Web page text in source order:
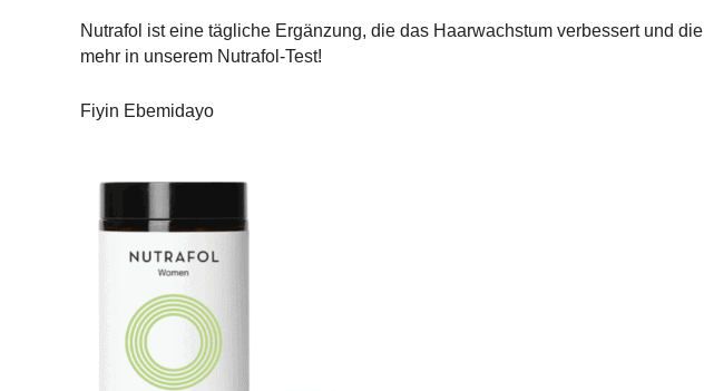
Nutrafol ist eine tägliche Ergänzung, die das Haarwachstum verbessert und
mehr in unserem Nutrafol-Test!
Fiyin Ebemidayo